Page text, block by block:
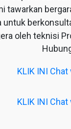
tawarkan
untuk
oleh teknisi
KLIK INI
KLIK INI